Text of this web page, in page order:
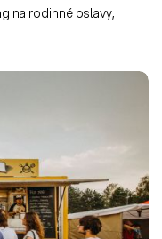
na rodinné oslavy,